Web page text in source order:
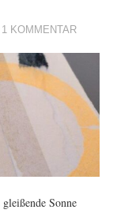
1 KOMMENTAR
Sonne